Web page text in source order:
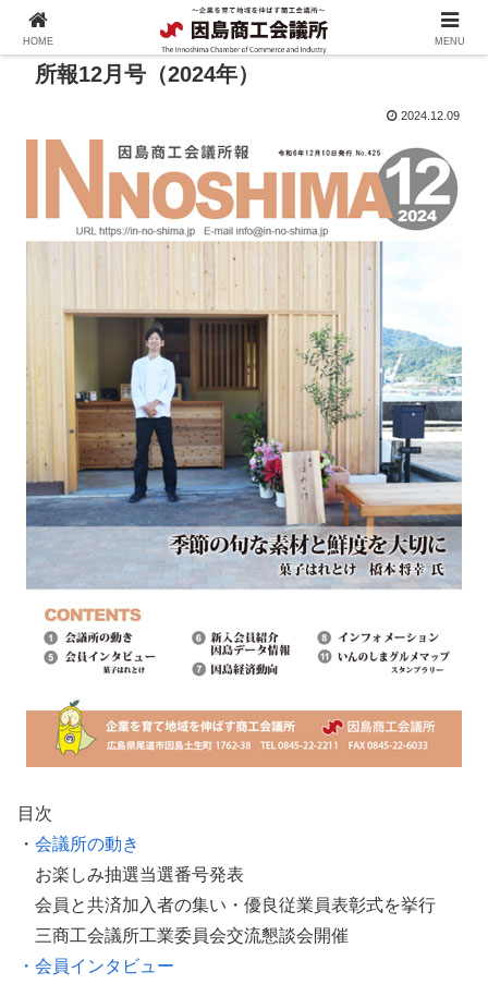
所報12月号（2024年）
2024.12.09
目次
・ 会議所の動き
お楽しみ抽選当選番号発表
会員と共済加入者の集い・優良従業員表彰式を挙行
三商工会議所工業委員会交流懇談会開催
・会員インタビュー
HOME MENU